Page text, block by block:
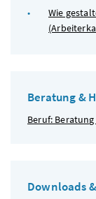
Wie
Beratung &
Beruf:
Downloads